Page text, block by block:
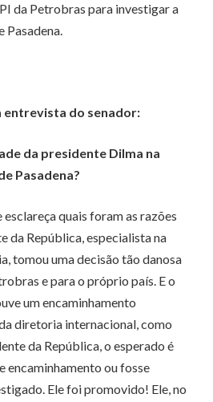
da Petrobras para investigar a
Pasadena.
entrevista do senador:
da presidente Dilma na
Pasadena?
quais foram as razões
da República, especialista na
tomou uma decisão tão danosa
e para o próprio país. E o
um encaminhamento
diretoria internacional, como
da República, o esperado é
encaminhamento ou fosse
Ele foi promovido! Ele, no